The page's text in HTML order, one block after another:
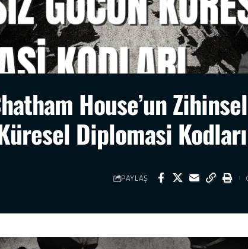
House’un Zihinsel
Diplomasi Kodları
PAYLAŞ